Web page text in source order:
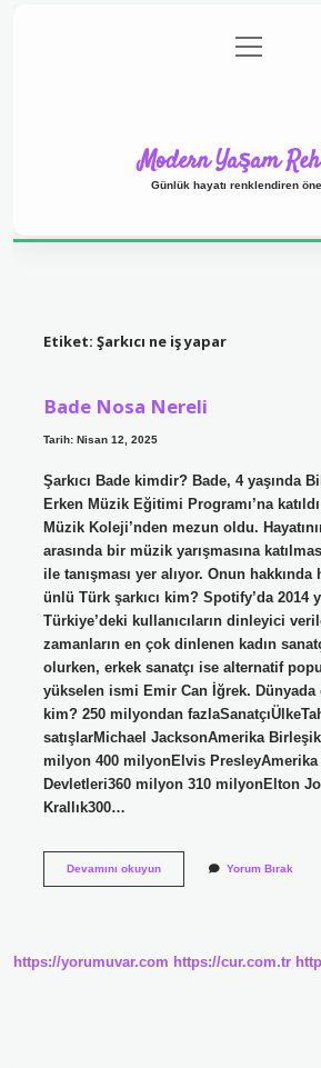
Gizlilik Politikası
menüyü
aç
Modern Yaşam
Günlük hayatı renklendiren
Etiket: Şarkıcı ne iş yapar
Bade Nosa Nereli
Tarih: Nisan 12, 2025
Şarkıcı Bade kimdir? Bade, 4 yaşında
Erken Müzik Eğitimi Programı’na
Müzik Koleji’nden mezun oldu.
arasında bir müzik yarışmasına
ile tanışması yer alıyor. Onun
ünlü Türk şarkıcı kim? Spotify’da 2014
Türkiye’deki kullanıcıların dinleyici
zamanların en çok dinlenen kadın
olurken, erkek sanatçı ise alternatif
yükselen ismi Emir Can İğrek. Dünyada
kim? 250 milyondan
satışlarMichael JacksonAmerika
milyon 400 milyonElvis
Devletleri360 milyon 310 milyonElton
Krallık300…
Devamını okuyunBade
Yorum Bırak
https://yorumuvar.com https://cur.com.tr